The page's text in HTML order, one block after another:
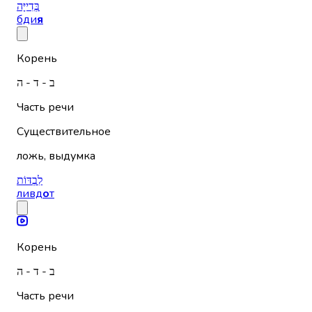
בְּדִייָּה
бдия
Корень
ב - ד - ה
Часть речи
Существительное
ложь, выдумка
לִבְדּוֹת
ливдот
Корень
ב - ד - ה
Часть речи